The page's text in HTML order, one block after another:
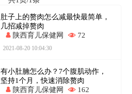
肚子上的赘肉怎么减最快最简单，
几招减掉赘肉
陕西育儿保健网
72
2021-08-20 10:04:30
有小肚腩怎么办？7个腹肌动作，
坚持1个月，快速消除赘肉
陕西育儿保健网
162